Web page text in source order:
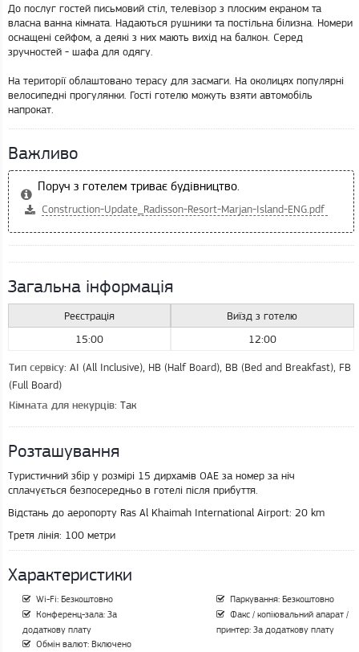
До послуг гостей письмовий стіл, телевізор з плоским екраном та
власна ванна кімната. Надаються рушники та постільна білизна. Номери
оснащені сейфом, а деякі з них мають вихід на балкон. Серед
зручностей - шафа для одягу.
На території облаштовано терасу для засмаги. На околицях популярні
велосипедні прогулянки. Гості готелю можуть взяти автомобіль
напрокат.
Важливо
Поруч з готелем триває будівництво.
Construction-Update_Radisson-Resort-Marjan-Island-ENG.pdf
Загальна інформація
Реєстрація
15:00
Виїзд з готелю
12:00
Тип сервісу: AI (All Inclusive), HB (Half Board), BB (Bed and Breakfast), FB
(Full Board)
Кімната для некурців: Так
Розташування
Туристичний збір у розмірі 15 дирхамів ОАЕ за номер за ніч
сплачується безпосередньо в готелі після прибуття.
Відстань до аеропорту Ras Al Khaimah International Airport: 20 km
Третя лінія: 100 метри
Характеристики
Wi-Fi: Безкоштовно
Конференц-зала: За
додаткову плату
Обмін валют: Включено
Паркування: Безкоштовно
Факс / копіювальний апарат /
принтер: За додаткову плату